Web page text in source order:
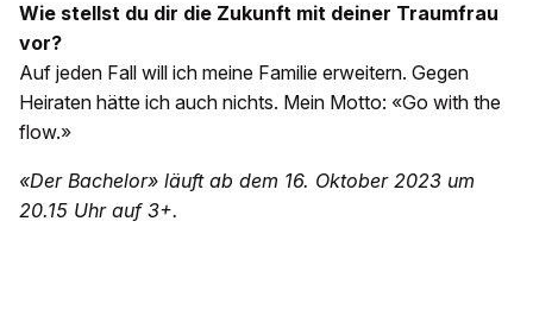
Wie stellst du dir die Zukunft mit deiner Traumfrau
vor?
Auf jeden Fall will ich meine Familie erweitern. Gegen
Heiraten hätte ich auch nichts. Mein Motto: «Go with the
flow.»
«Der Bachelor» läuft ab dem 16. Oktober 2023 um
20.15 Uhr auf 3+.